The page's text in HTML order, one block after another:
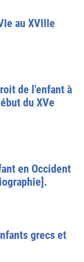
au XVIIIe
de l'enfant à
du XVe
en Occident
grecs et